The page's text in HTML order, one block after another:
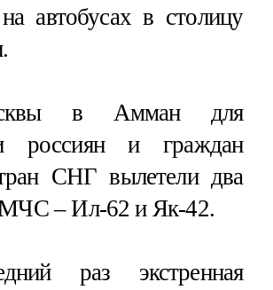
автобусах в столицу
в Амман для
россиян и граждан
СНГ вылетели два
МЧС – Ил-62 и Як-42.
раз экстренная